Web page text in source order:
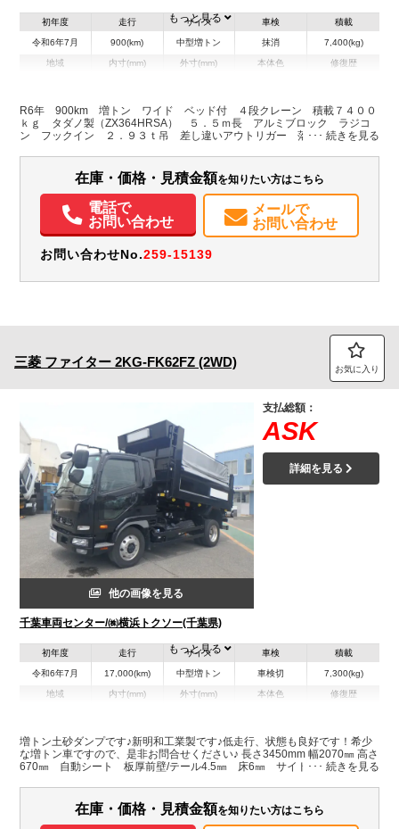
初年度
令和6年7月
走行
900(km)
サイズ
中型増トン
車検
抹消
積載
7,400(kg)
地域 内寸(mm)
H:69
外寸(mm)
H:3,000
本体色 修復歴
装備情報
パワステ
電動格納ミラー
もっと見る
R6年 900km 増トン ワイド ベッド付 ４段クレーン 積載７４００
ｋｇ タダノ製（ZX364HRSA） ５．５ｍ長 アルミブロック ラジコ
ン フックイン ２．９３ｔ吊 差し違いアウトリガー 落とし込みフッ
キ 車線逸脱警報 上物同年式 警報型 角足 ＨＩＤヘッドライト ミ
ラーヒーター オートエアコン ６速ＭＴ
在庫・価格・見積金額を知りたい方はこちら
電話で
お問い合わせ
メールで
お問い合わせ
お問い合わせNo.259-15139
三菱 ファイター 2KG-FK62FZ (2WD) お気に入り
他の画像を見る
千葉車両センター/㈱横浜トクソー(千葉県)
支払総額：
ASK
詳細を見る
初年度
令和6年7月
走行
17,000(km)
サイズ
中型増トン
車検
車検切
積載
7,300(kg)
地域 内寸(mm)
H:670
外寸(mm)
H:3,000
本体色 修復歴
装備情報
もっと見る
増トン土砂ダンプです♪新明和工業製です♪低走行、状態も良好です！希少
な増トン車ですので、是非お問合せください♪ 長さ3450mm 幅2070㎜ 高さ
670㎜ 自動シート 板厚前壁/テール4.5㎜ 床6㎜ サイド3.2㎜
在庫・価格・見積金額を知りたい方はこちら